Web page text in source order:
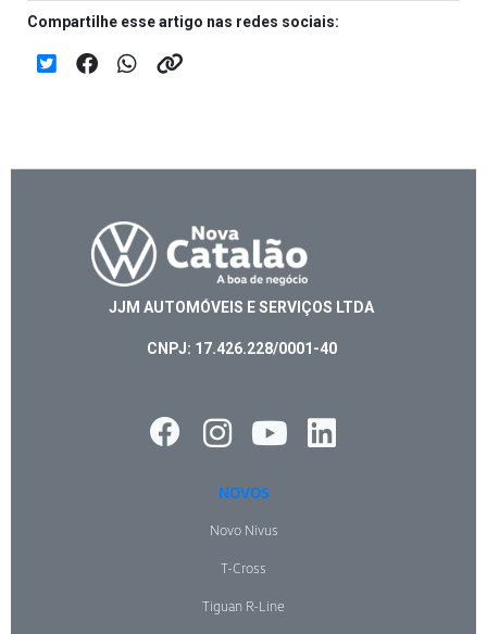
Compartilhe esse artigo nas redes sociais:
JJM AUTOMÓVEIS E SERVIÇOS LTDA
CNPJ: 17.426.228/0001-40
NOVOS
Novo Nivus
T-Cross
Tiguan R-Line